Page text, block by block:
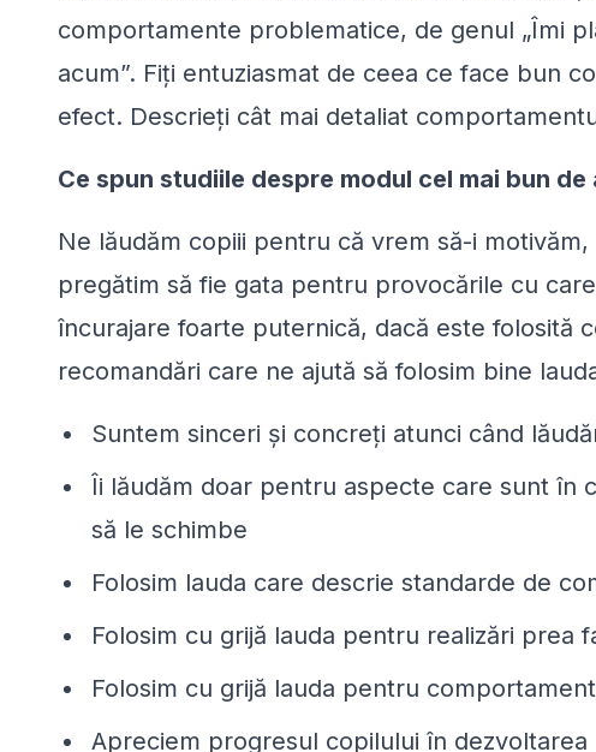
comportamente problematice, de genul „Îmi
acum”. Fiţi entuziasmat de ceea ce face bun
efect. Descrieţi cât mai detaliat
Ce spun studiile despre modul cel mai bun de
Ne lăudăm copiii pentru că vrem să-i
pregătim să fie gata pentru provocările cu
încurajare foarte puternică, dacă este folosită
recomandări care ne ajută să folosim bine
Suntem sinceri şi concreţi atunci când
Îi lăudăm doar pentru aspecte care sunt în
să le schimbe
Folosim lauda care descrie standarde de
Folosim cu grijă lauda pentru realizări prea
Folosim cu grijă lauda pentru
Apreciem progresul copilului în